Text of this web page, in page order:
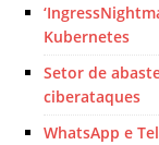
Kubernetes
Setor de
ciberataques
WhatsApp e